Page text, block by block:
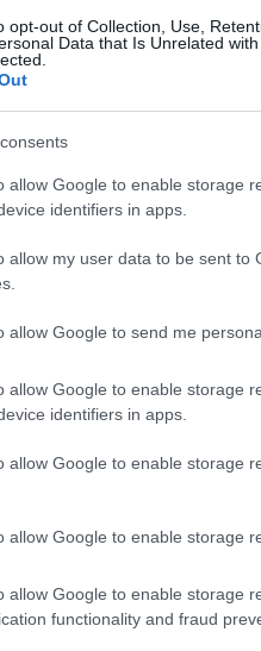
opt-out of Collection, Use,
Data that Is Unrelated
allow Google to enable storage
identifiers in apps.
allow my user data to be sent to
allow Google to send me
allow Google to enable storage
identifiers in apps.
allow Google to enable storage
allow Google to enable storage
allow Google to enable storage
functionality and fraud
presentate entro il 12
dedicare un
con consapevolezza e
nazionali?
nella sezioneLogin